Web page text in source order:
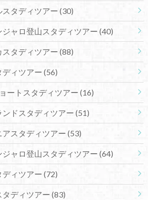
タディツアー (30)
ャロ登山スタディツアー (40)
タディツアー (88)
ィツアー (56)
ートスタディツアー (16)
ドスタディツアー (51)
スタディツアー (53)
ャロ登山スタディツアー (64)
ィツアー (72)
ディツアー (83)